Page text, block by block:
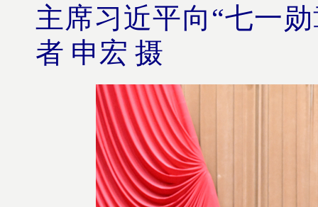
主席习近平向“七一
者 申宏 摄